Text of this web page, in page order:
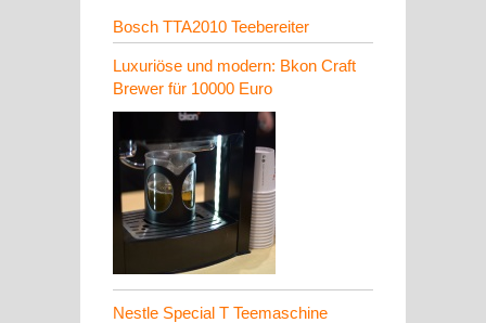
Bosch TTA2010 Teebereiter
Luxuriöse und modern: Bkon Craft
Brewer für 10000 Euro
Nestle Special T Teemaschine